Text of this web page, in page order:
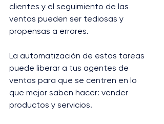
clientes y el seguimiento de las
ventas pueden ser tediosas y
propensas a errores.
La automatización de estas tareas
puede liberar a tus agentes de
ventas para que se centren en lo
que mejor saben hacer: vender
productos y servicios.